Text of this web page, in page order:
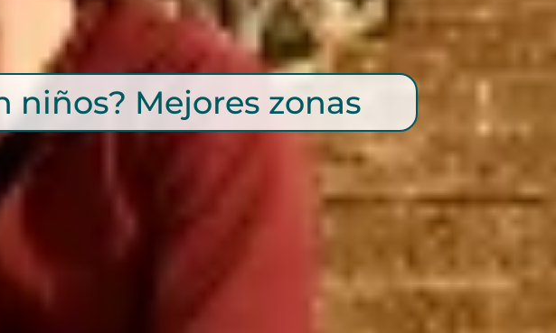
niños? Mejores zonas